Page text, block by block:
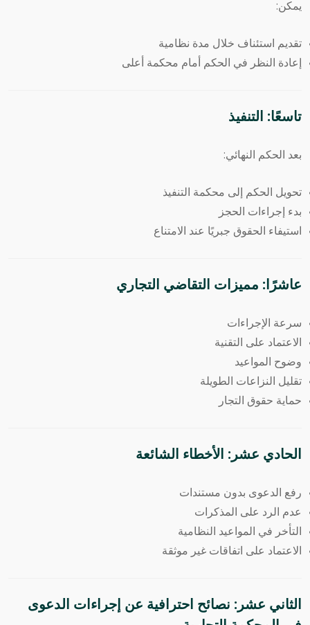
يمكن:
تقديم استئناف خلال مدة نظامية
إعادة النظر في الحكم أمام محكمة أعلى
تاسعًا: التنفيذ
بعد الحكم النهائي:
تحويل الحكم إلى محكمة التنفيذ
بدء إجراءات الحجز
استيفاء الحقوق جبريًا عند الامتناع
عاشرًا: مميزات التقاضي التجاري
سرعة الإجراءات
الاعتماد على التقنية
وضوح المواعيد
تقليل النزاعات الطويلة
حماية حقوق التجار
الحادي عشر: الأخطاء الشائعة
رفع الدعوى بدون مستندات
عدم الرد على المذكرات
التأخر في المواعيد النظامية
الاعتماد على اتفاقات غير موثقة
الثاني عشر: نصائح احترافية عن إجراءات الدعوى